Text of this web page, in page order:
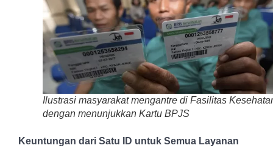
Ilustrasi masyarakat mengantre di Fasilitas
dengan menunjukkan Kartu BPJS
Keuntungan dari Satu ID untuk Semua Layanan